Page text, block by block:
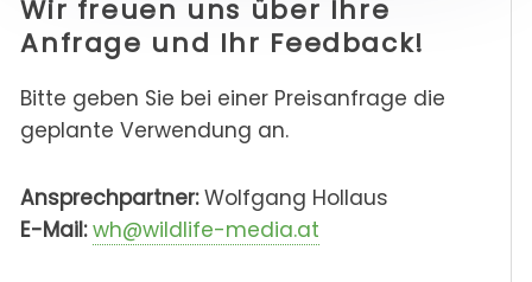
Wir freuen uns über Ihre
Anfrage und Ihr Feedback!
Bitte geben Sie bei einer Preisanfrage die
geplante Verwendung an.
Ansprechpartner:Wolfgang Hollaus
E-Mail: wh@wildlife-media.at